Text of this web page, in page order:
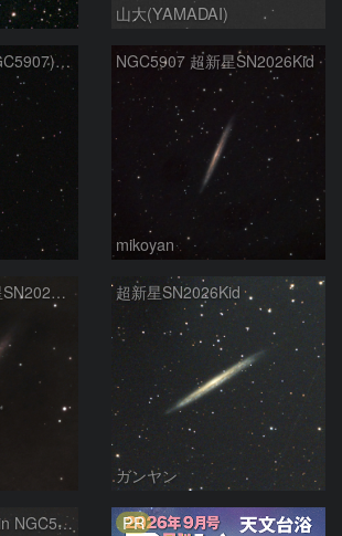
山大(YAMADAI)
超新星2026kid (NGC5907) 5/17 NGC5907 超新星SN2026Kid
mikoyan
NGC5907 & 超新星SN2026kid 超新星SN2026Kid
ガンヤン
超新星SN2026Kid in NGC5907 PR